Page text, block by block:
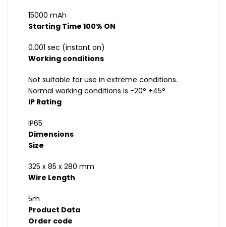
15000 mAh
Starting Time 100% ON
0.001 sec (instant on)
Working conditions
Not suitable for use in extreme conditions.
Normal working conditions is -20° +45°
IP Rating
IP65
Dimensions
Size
325 x 85 x 280 mm
Wire Length
5m
Product Data
Order code